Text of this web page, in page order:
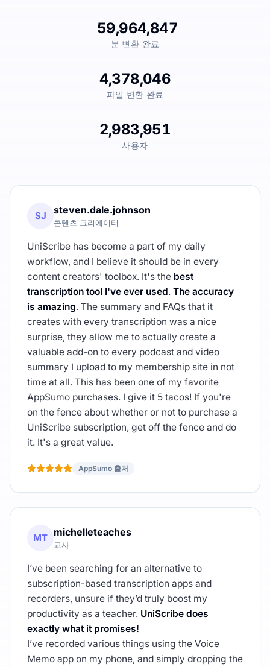
59,964,847
분 변환 완료
4,378,046
파일 변환 완료
2,983,951
사용자
SJ steven.dale.johnson
콘텐츠 크리에이터
UniScribe has become a part of my daily
workflow, and I believe it should be in every
content creators' toolbox. It's the best
transcription tool I've ever used. The accuracy
is amazing. The summary and FAQs that it
creates with every transcription was a nice
surprise, they allow me to actually create a
valuable add-on to every podcast and video
summary I upload to my membership site in not
time at all. This has been one of my favorite
AppSumo purchases. I give it 5 tacos! If you're
on the fence about whether or not to purchase a
UniScribe subscription, get off the fence and do
it. It's a great value.
AppSumo 출처
MT michelleteaches
교사
I’ve been searching for an alternative to
subscription-based transcription apps and
recorders, unsure if they’d truly boost my
productivity as a teacher. UniScribe does
exactly what it promises!
I’ve recorded various things using the Voice
Memo app on my phone, and simply dropping the